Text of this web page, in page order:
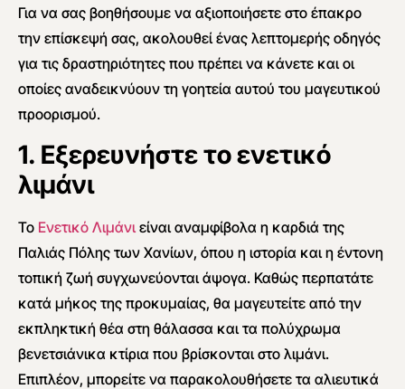
Για να σας βοηθήσουμε να αξιοποιήσετε στο έπακρο
την επίσκεψή σας, ακολουθεί ένας λεπτομερής οδηγός
για τις δραστηριότητες που πρέπει να κάνετε και οι
οποίες αναδεικνύουν τη γοητεία αυτού του μαγευτικού
προορισμού.
1. Εξερευνήστε το ενετικό
λιμάνι
Το Ενετικό Λιμάνιείναι αναμφίβολα η καρδιά της
Παλιάς Πόλης των Χανίων, όπου η ιστορία και η έντονη
τοπική ζωή συγχωνεύονται άψογα. Καθώς περπατάτε
κατά μήκος της προκυμαίας, θα μαγευτείτε από την
εκπληκτική θέα στη θάλασσα και τα πολύχρωμα
βενετσιάνικα κτίρια που βρίσκονται στο λιμάνι.
Επιπλέον, μπορείτε να παρακολουθήσετε τα αλιευτικά